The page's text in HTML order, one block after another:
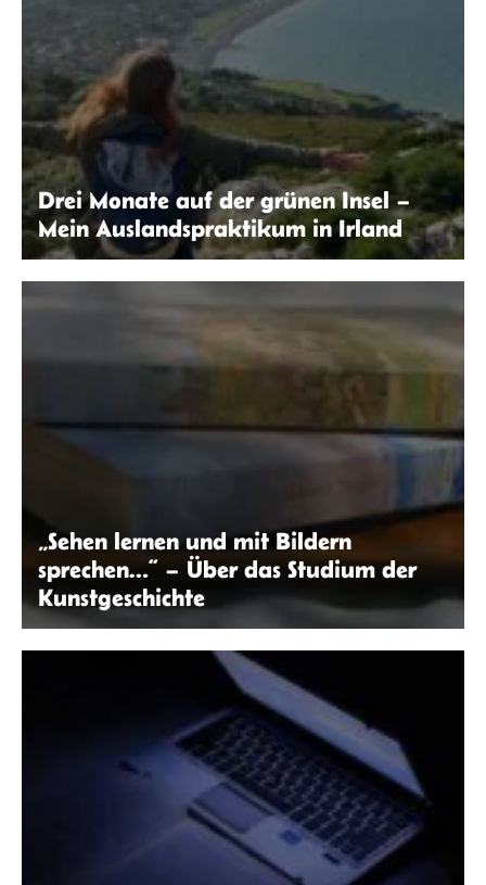
Drei Monate auf der grünen Insel –
Mein Auslandspraktikum in Irland
„Sehen lernen und mit Bildern
sprechen…“ – Über das Studium der
Kunstgeschichte